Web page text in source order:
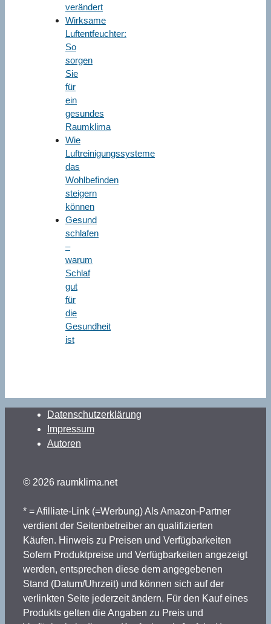
verändert
Wirksame
Luftentfeuchter:
So
sorgen
Sie
für
ein
gesundes
Raumklima
Wie
Luftreinigungssysteme
das
Wohlbefinden
steigern
können
Gesund
schlafen
–
warum
Schlaf
gut
für
die
Gesundheit
ist
Datenschutzerklärung
Impressum
Autoren
© 2026 raumklima.net
* = Afilliate-Link (=Werbung) Als Amazon-Partner
verdient der Seitenbetreiber an qualifizierten
Käufen. Hinweis zu Preisen und Verfügbarkeiten
Sofern Produktpreise und Verfügbarkeiten angezeigt
werden, entsprechen diese dem angegebenen
Stand (Datum/Uhrzeit) und können sich auf der
verlinkten Seite jederzeit ändern. Für den Kauf eines
Produkts gelten die Angaben zu Preis und